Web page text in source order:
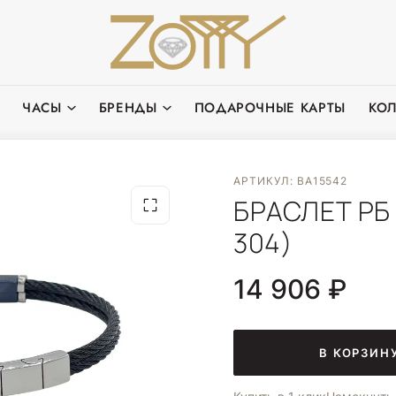
ЧАСЫ БРЕНДЫ ПОДАРОЧНЫЕ КАРТЫ
АРТИКУЛ: BA15542
БРАСЛЕТ
304)
14 906 ₽
В